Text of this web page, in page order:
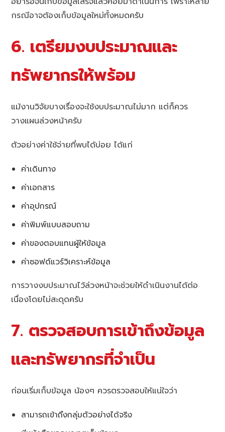
กรณีอาจต้องเก็บข้อมูลใหม่ทั้งหมดครับ
6. เตรียมงบประมาณและ
ทรัพยากรให้พร้อม
แม้งานวิจัยบางเรื่องจะใช้งบประมาณไม่มาก แต่ก็ควร
วางแผนล่วงหน้าครับ
ตัวอย่างค่าใช้จ่ายที่พบได้บ่อย ได้แก่
ค่าเดินทาง
ค่าเอกสาร
ค่าอุปกรณ์
ค่าพิมพ์แบบสอบถาม
ค่าของตอบแทนผู้ให้ข้อมูล
ค่าซอฟต์แวร์วิเคราะห์ข้อมูล
การวางงบประมาณไว้ล่วงหน้าจะช่วยให้ดำเนินงานได้ต่อ
เนื่องโดยไม่สะดุดครับ
7. ตรวจสอบการเข้าถึงข้อมูล
และทรัพยากรที่จำเป็น
ก่อนเริ่มเก็บข้อมูล น้องๆ ควรตรวจสอบให้แน่ใจว่า
สามารถเข้าถึงกลุ่มตัวอย่างได้จริง